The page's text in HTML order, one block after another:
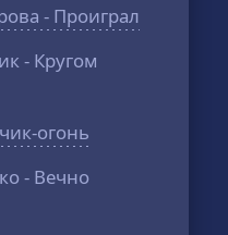
- Проиграл
- Кругом
огонь
- Вечно